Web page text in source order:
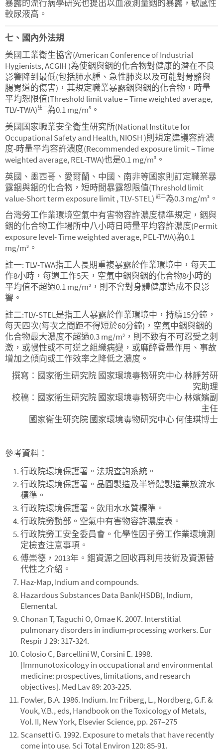
暴露的流行病學研究也提出以血液測量銦的暴露，敏感性
較尿液高。
七、國內外法規
美國工業衛生協會(American Conference of Industrial
Hygienists, ACGIH )為使銦與銦的化合物對健康的潛在不良
影響降到最低(包括肺水腫、急性肺炎以及可能對骨骼與
腸胃道的傷害)，其規定職業暴露銦與銦的化合物，時量
平均恕限值(Threshold limit value – Time weighted average,
TLV-TWA)註一為0.1 mg/m3 。
美國國家職業安全衛生研究所(National Institute for
Occupational Safety and Health, NIOSH )則規定建議容許濃
度-時量平均容許濃度(Recommended exposure limit – Time
weighted average, REL-TWA)也是0.1 mg/m3 。
英國、墨西哥、愛爾蘭、中國、南非等國家則訂定職業暴
露銦與銦的化合物，短時間暴露恕限值(Threshold limit
value-Short term exposure limit , TLV-STEL) 註二為0.3 mg/m3 。
台灣勞工作業環境空氣中有害物容許濃度標準規定，銦與
銦的化合物工作場所中八小時日時量平均容許濃度(Permit
exposure level- Time weighted average, PEL-TWA)為0.1
mg/m3 。
註一: TLV-TWA指工人長期重複暴露於作業環境中，每天工
作8小時，每週工作5天，空氣中銦與銦的化合物8小時的
平均值不超過0.1 mg/m3 ，則不會對身體健康造成不良影
響。
註二:TLV-STEL是指工人暴露於作業環境中，持續15分鐘，
每天四次(每次之間距不得短於60分鐘)，空氣中銦與銦的
化合物最大濃度不超過0.3 mg/m3 ，則不致有不可忍受之刺
激，或慢性或不可逆之組織病變，或麻醉昏暈作用、事故
增加之傾向或工作效率之降低之濃度。
撰寫：國家衛生研究院 國家環境毒物研究中心 林靜芳研
究助理
校稿：國家衛生研究院 國家環境毒物研究中心 林嬪嬪副
主任
國家衛生研究院 國家環境毒物研究中心 何佳琪博士
參考資料：
行政院環境保護署。法規查詢系統。
行政院環境保護署。晶圓製造及半導體製造業放流水
標準。
行政院環境保護署。飲用水水質標準。
行政院勞動部。空氣中有害物容許濃度表。
行政院勞工安全委員會。化學性因子勞工作業環境測
定檢查注意事項。
傅崇德，2013年。銦資源之回收再利用技術及資源替
代性之介紹。
Haz-Map, Indium and compounds.
Hazardous Substances Data Bank(HSDB), Indium,
Elemental.
Chonan T, Taguchi O, Omae K. 2007. Interstitial
pulmonary disorders in indium-processing workers. Eur
Respir J 29: 317-324.
Colosio C, Barcellini W, Corsini E. 1998.
[Immunotoxicology in occupational and environmental
medicine: prospectives, limitations, and research
objectives]. Med Lav 89: 203-225.
Fowler, B.A. 1986. Indium. In: Friberg, L., Nordberg, G.F. &
Vouk, V.B., eds, Handbook on the Toxicology of Metals,
Vol. II, New York, Elsevier Science, pp. 267–275
Scansetti G. 1992. Exposure to metals that have recently
come into use. Sci Total Environ 120: 85-91.